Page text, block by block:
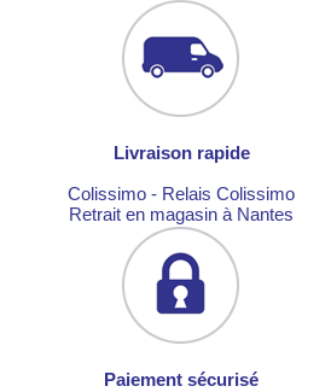
Livraison rapide
Colissimo - Relais Colissimo
Retrait en magasin à Nantes
Paiement sécurisé